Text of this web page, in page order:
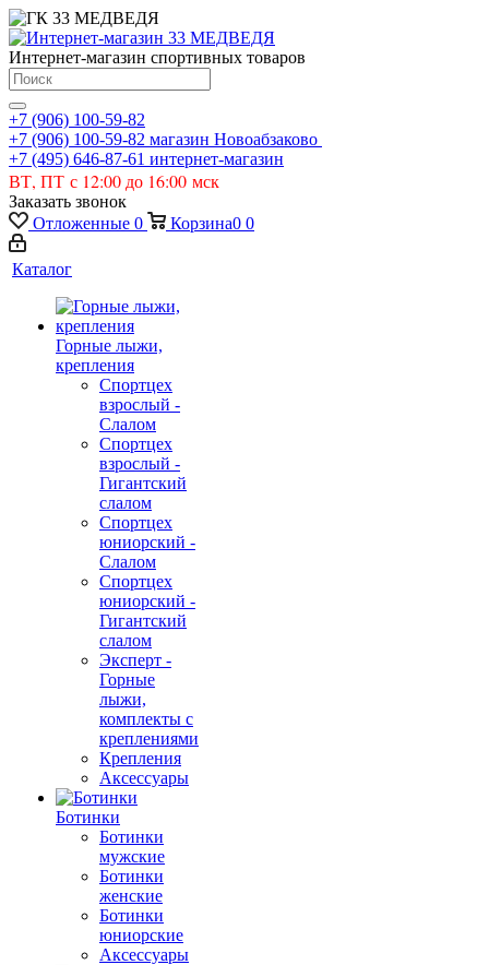
Интернет-магазин спортивных товаров
+7 (906) 100-59-82
+7 (906) 100-59-82 магазин Новоабзаково
+7 (495) 646-87-61 интернет-магазин
ВТ, ПТ с 12:00 до 16:00 мск
Заказать звонок
Отложенные 0 Корзина0 0
Каталог
Горные лыжи,
крепления
Спортцех
взрослый -
Слалом
Спортцех
взрослый -
Гигантский
слалом
Спортцех
юниорский -
Слалом
Спортцех
юниорский -
Гигантский
слалом
Эксперт -
Горные
лыжи,
комплекты с
креплениями
Крепления
Аксессуары
Ботинки
Ботинки
мужские
Ботинки
женские
Ботинки
юниорские
Аксессуары